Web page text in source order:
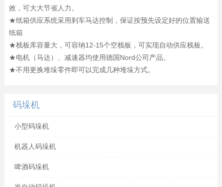
效，可大大节省人力。
★纸箱供应系统采用刹车马达控制，保证按预先设定好的位置输送
纸箱
★栈板库容量大，可容纳12-15个空栈板，可实现自动供应栈板。
★电机（马达）、减速器均使用德国Nord公司产品。
★不用更换堆垛零件即可以完成几种堆垛方式。
码垛机
小型码垛机
机器人码垛机
啤酒码垛机